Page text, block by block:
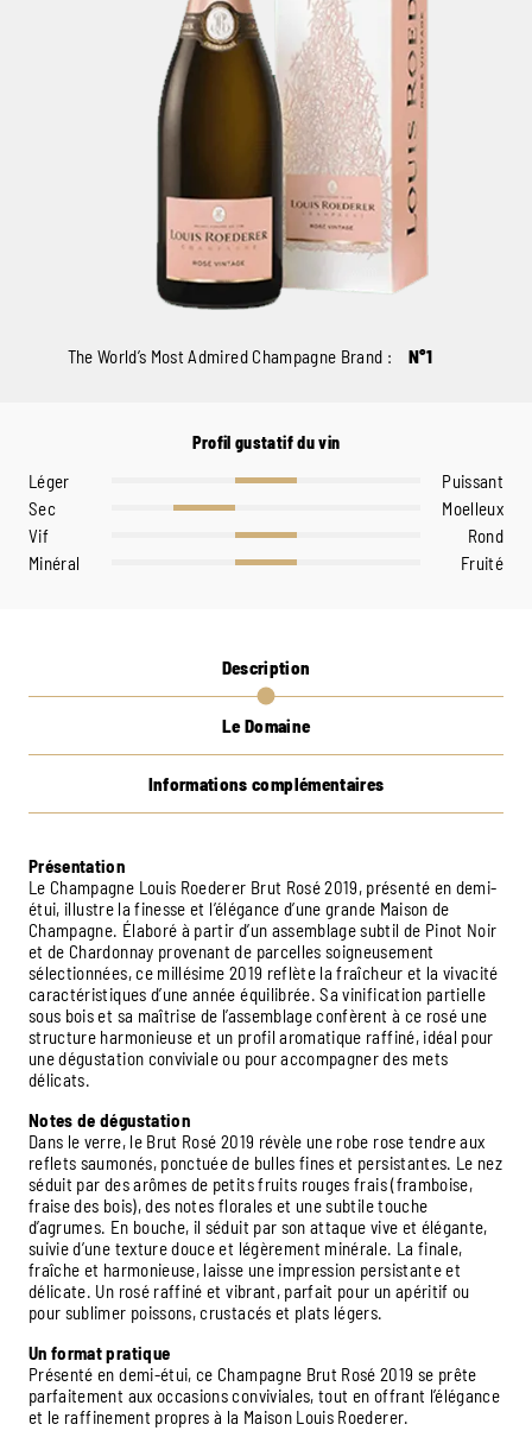
The World’s Most Admired Champagne Brand : N°1
Profil gustatif du vin
Léger
Puissant
Sec
Moelleux
Vif
Rond
Minéral
Fruité
Description
Le Domaine
Informations complémentaires
Présentation
Le Champagne Louis Roederer Brut Rosé 2019, présenté en demi-
étui, illustre la finesse et l’élégance d’une grande Maison de
Champagne. Élaboré à partir d’un assemblage subtil de Pinot Noir
et de Chardonnay provenant de parcelles soigneusement
sélectionnées, ce millésime 2019 reflète la fraîcheur et la vivacité
caractéristiques d’une année équilibrée. Sa vinification partielle
sous bois et sa maîtrise de l’assemblage confèrent à ce rosé une
structure harmonieuse et un profil aromatique raffiné, idéal pour
une dégustation conviviale ou pour accompagner des mets
délicats.
Notes de dégustation
Dans le verre, le Brut Rosé 2019 révèle une robe rose tendre aux
reflets saumonés, ponctuée de bulles fines et persistantes. Le nez
séduit par des arômes de petits fruits rouges frais (framboise,
fraise des bois), des notes florales et une subtile touche
d’agrumes. En bouche, il séduit par son attaque vive et élégante,
suivie d’une texture douce et légèrement minérale. La finale,
fraîche et harmonieuse, laisse une impression persistante et
délicate. Un rosé raffiné et vibrant, parfait pour un apéritif ou
pour sublimer poissons, crustacés et plats légers.
Un format pratique
Présenté en demi-étui, ce Champagne Brut Rosé 2019 se prête
parfaitement aux occasions conviviales, tout en offrant l’élégance
et le raffinement propres à la Maison Louis Roederer.